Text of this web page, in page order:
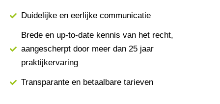
Duidelijke en eerlijke communicatie
Brede en up-to-date kennis van het recht,
aangescherpt door meer dan 25 jaar
praktijkervaring
Transparante en betaalbare tarieven